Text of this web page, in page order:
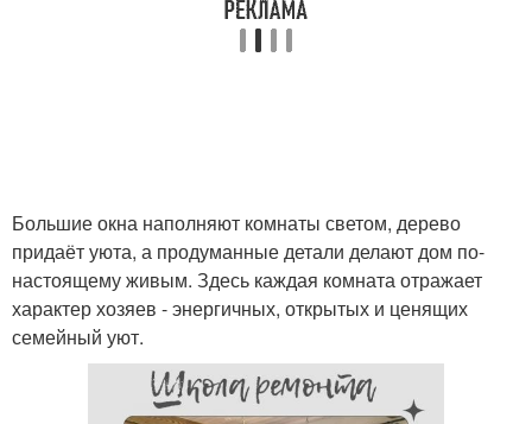
Большие окна наполняют комнаты светом, дерево
придаёт уюта, а продуманные детали делают дом по-
настоящему живым. Здесь каждая комната отражает
характер хозяев - энергичных, открытых и ценящих
семейный уют.